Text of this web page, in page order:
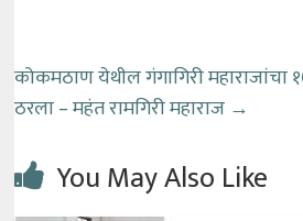
कोकमठाण येथील गंगागिरी महाराजांचा
ठरला – महंत रामगिरी महाराज →
You May Also Like